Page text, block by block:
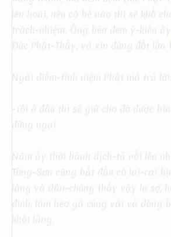
lên hoài, nếu có bề nào thì sẽ khổ
trách-nhiệm. Ông bèn đem ý-kiến
Đức Phật-Thầy, và xin đừng đốt lửa
Ngài điềm-tĩnh niệm Phật mà trả lời:
-Tôi ở đâu thì sẽ giữ cho đó được
đừng ngại.
Năm ấy thời hành dịch-tả nổi lên
Tòng-Sơn cũng bắt đầu có lai-rai
làng và dân-chúng thấy vậy lo sợ,
đình, làm heo gà cúng vái và đóng
khỏi làng.